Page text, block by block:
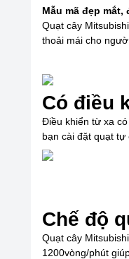
Mẫu mã đẹp mắt,
Quạt cây
thoải mái cho
Có điều
Điều khiển từ xa
bạn cài đặt quạt
Chế độ
Quạt cây
1200vòng/phút